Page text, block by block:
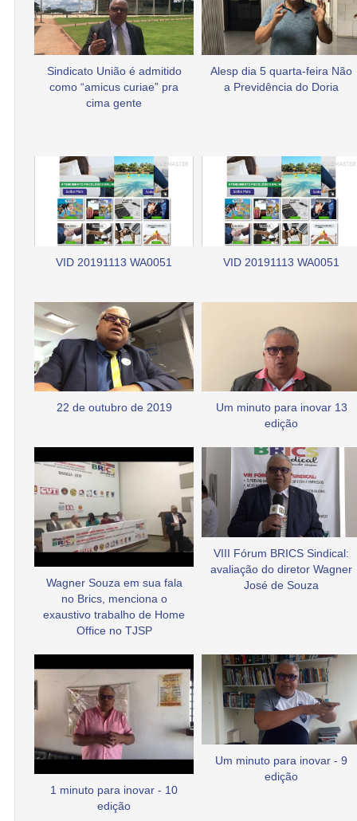
Sindicato União é admitido
como “amicus curiae” pra
cima gente
Alesp dia 5 quarta-feira Não
a Previdência do Doria
VID 20191113 WA0051 VID 20191113 WA0051
22 de outubro de 2019
Um minuto para inovar 13
edição
Wagner Souza em sua fala
no Brics, menciona o
exaustivo trabalho de Home
Office no TJSP
VIII Fórum BRICS Sindical:
avaliação do diretor Wagner
José de Souza
1 minuto para inovar - 10
edição
Um minuto para inovar - 9
edição